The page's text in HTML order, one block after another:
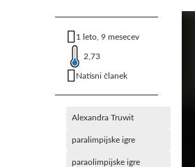
1 leto, 9 mesecev
2,73
Natisni članek
Alexandra Truwit
paralimpijske igre
paraolimpijske igre